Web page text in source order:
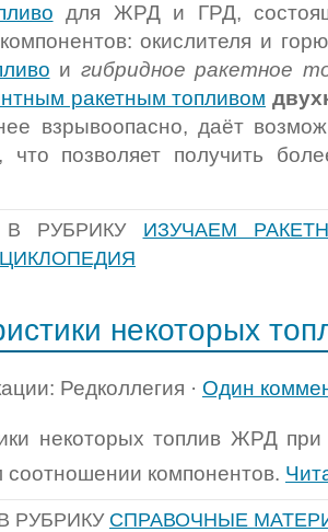
для ЖРД и ГРД,
окислителя и
и гибридное ракетное
ракетным топливом
взрывоопасно, даёт
что позволяет получить
РУБРИКУ ИЗУЧАЕМ
некоторых
Редколлегия · Один
некоторых топлив ЖРД
соотношении компонентов.
РУБРИКУ СПРАВОЧНЫЕ